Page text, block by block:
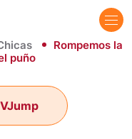
Rompemos la
puño